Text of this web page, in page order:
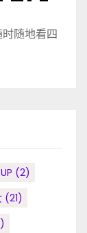
随地看四
(2)
(21)